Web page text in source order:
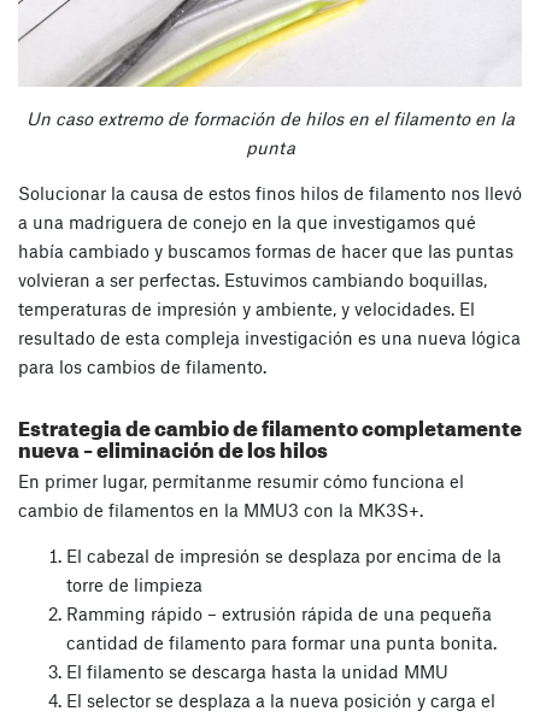
Un caso extremo de formación de hilos en el filamento en la
punta
Solucionar la causa de estos finos hilos de filamento nos llevó
a una madriguera de conejo en la que investigamos qué
había cambiado y buscamos formas de hacer que las puntas
volvieran a ser perfectas. Estuvimos cambiando boquillas,
temperaturas de impresión y ambiente, y velocidades. El
resultado de esta compleja investigación es una nueva lógica
para los cambios de filamento.
Estrategia de cambio de filamento completamente
nueva – eliminación de los hilos
En primer lugar, permítanme resumir cómo funciona el
cambio de filamentos en la MMU3 con la MK3S+.
El cabezal de impresión se desplaza por encima de la
torre de limpieza
Ramming rápido – extrusión rápida de una pequeña
cantidad de filamento para formar una punta bonita.
El filamento se descarga hasta la unidad MMU
El selector se desplaza a la nueva posición y carga el